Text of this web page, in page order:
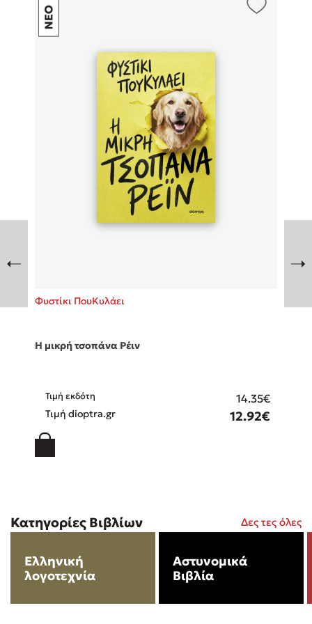
Mel Robbins
Η μέθοδος Αφήστε τους
Παύλος Καστανάς
Κατρίνα Τσάνταλη
Lucinda Riley
Mimi Matthews
Benzamin Bécue
Emily Henry
Cori Doerrfeld
Φυστίκι ΠουΚυλάει
Η μικρή τσοπάνα Ρέιν
Τιμή εκδότη 14.35€
Τιμή dioptra.gr 12.92€
Κατηγορίες Βιβλίων Δες τες όλες
Ελληνική
λογοτεχνία
Αστυνομικά
Βιβλία